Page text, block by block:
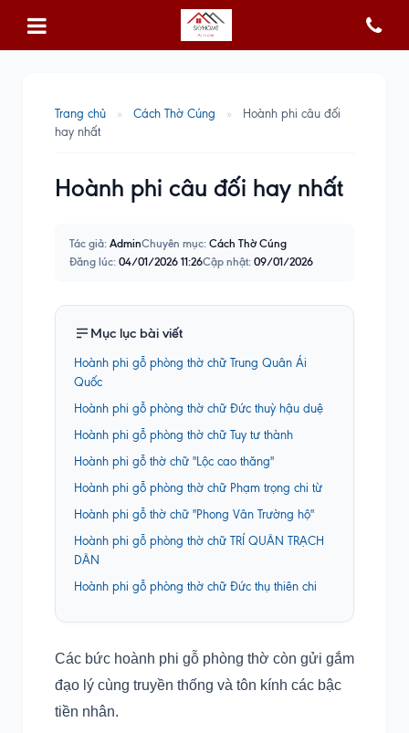
Trang chủ » Cách Thờ Cúng »
Hoành phi câu đối
hay nhất
Hoành phi câu đối hay nhất
Tác giả: AdminChuyên mục: Cách Thờ Cúng
Đăng lúc: 04/01/2026 11:26Cập nhật: 09/01/2026
Mục lục bài viết
Hoành phi gỗ phòng thờ chữ Trung Quân Ái
Quốc
Hoành phi gỗ phòng thờ chữ Đức thuỳ hậu duệ
Hoành phi gỗ phòng thờ chữ Tuy tư thành
Hoành phi gỗ thờ chữ "Lộc cao thăng"
Hoành phi gỗ phòng thờ chữ Phạm trọng chi từ
Hoành phi gỗ thờ chữ "Phong Vân Trường hộ"
Hoành phi gỗ phòng thờ chữ TRÍ QUÂN TRẠCH
DÂN
Hoành phi gỗ phòng thờ chữ Đức thụ thiên chi
Các bức hoành phi gỗ phòng thờ còn gửi gắm
đạo lý cùng truyền thống và tôn kính các bậc
tiền nhân.